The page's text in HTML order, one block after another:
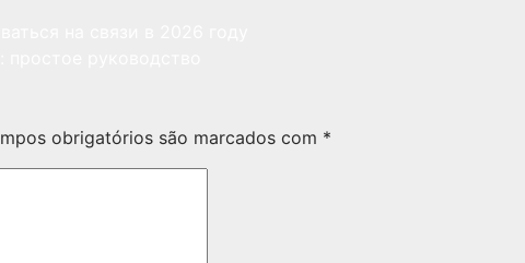
obrigatórios são marcados com *